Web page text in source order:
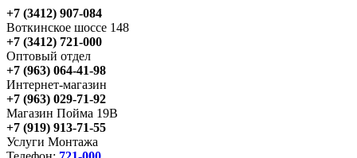
+7 (3412) 907-084
Воткинское шоссе 148
+7 (3412) 721-000
Оптовый отдел
+7 (963) 064-41-98
Интернет-магазин
+7 (963) 029-71-92
Магазин Пойма 19В
+7 (919) 913-71-55
Услуги Монтажа